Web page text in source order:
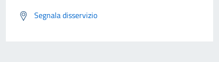
Segnala disservizio